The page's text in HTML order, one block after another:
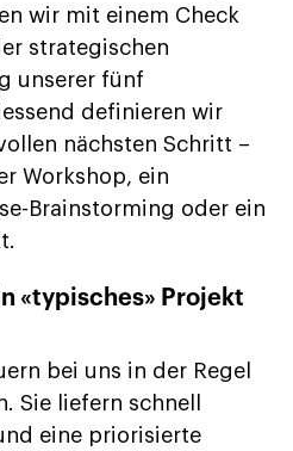
wir mit einem Check
strategischen
unserer fünf
definieren wir
nächsten Schritt –
Workshop, ein
Brainstorming oder ein
«typisches» Projekt
bei uns in der Regel
Sie liefern schnell
eine priorisierte